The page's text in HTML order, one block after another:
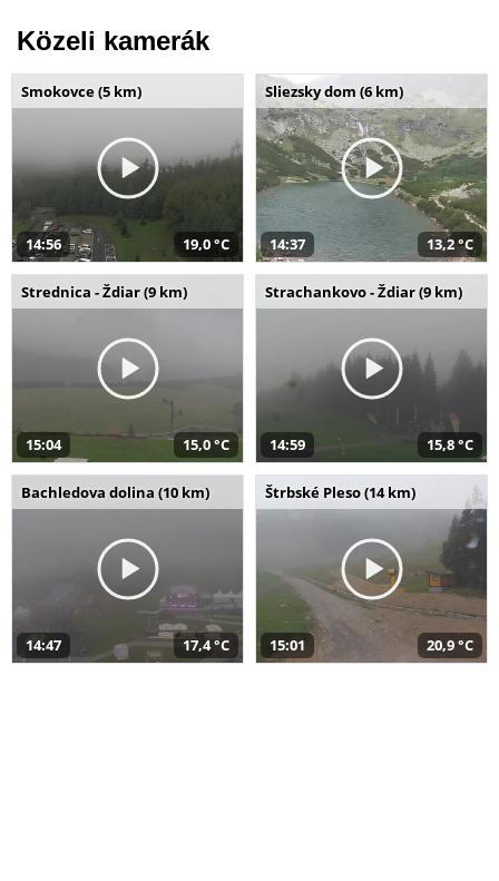
Közeli kamerák
Smokovce (5 km)
14:56 19,0 °C
Sliezsky dom (6 km)
14:37 13,2 °C
Strednica - Ždiar (9 km)
15:04 15,0 °C
Strachankovo - Ždiar (9 km)
14:59 15,8 °C
Bachledova dolina (10 km)
14:47 17,4 °C
Štrbské Pleso (14 km)
15:01 20,9 °C